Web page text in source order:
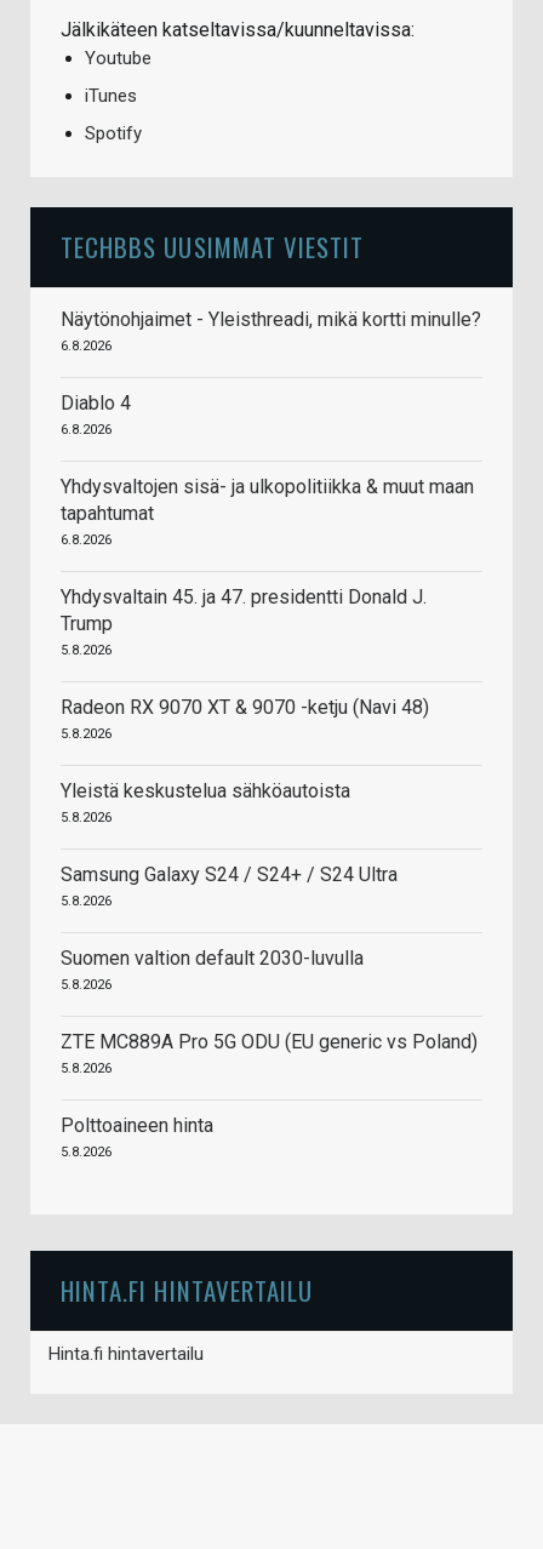
Jälkikäteen katseltavissa/kuunneltavissa:
Youtube
iTunes
Spotify
TECHBBS UUSIMMAT VIESTIT
Näytönohjaimet - Yleisthreadi, mikä kortti minulle?
6.8.2026
Diablo 4
6.8.2026
Yhdysvaltojen sisä- ja ulkopolitiikka & muut maan
tapahtumat
6.8.2026
Yhdysvaltain 45. ja 47. presidentti Donald J.
Trump
5.8.2026
Radeon RX 9070 XT & 9070 -ketju (Navi 48)
5.8.2026
Yleistä keskustelua sähköautoista
5.8.2026
Samsung Galaxy S24 / S24+ / S24 Ultra
5.8.2026
Suomen valtion default 2030-luvulla
5.8.2026
ZTE MC889A Pro 5G ODU (EU generic vs Poland)
5.8.2026
Polttoaineen hinta
5.8.2026
HINTA.FI HINTAVERTAILU
Hinta.fi hintavertailu